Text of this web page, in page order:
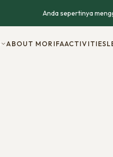
Anda sepertinya
ABOUT MORIFAACTIVITIES